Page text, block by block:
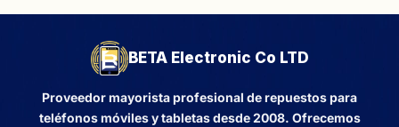
BETA Electronic Co LTD
Proveedor mayorista profesional de repuestos para
teléfonos móviles y tabletas desde 2008. Ofrecemos